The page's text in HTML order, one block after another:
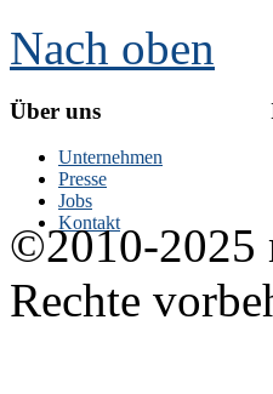
Nach oben
Über uns
Unternehmen
Presse
Jobs
Kontakt
©2010-2025
Rechte